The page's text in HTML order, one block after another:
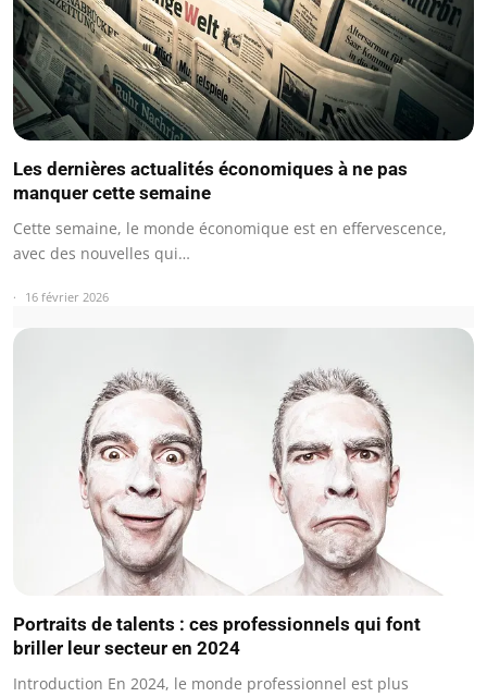
Les dernières actualités économiques à ne pas
manquer cette semaine
Cette semaine, le monde économique est en effervescence,
avec des nouvelles qui…
16 février 2026
Portraits de talents : ces professionnels qui font
briller leur secteur en 2024
Introduction En 2024, le monde professionnel est plus